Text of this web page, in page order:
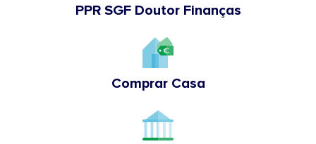
PPR SGF Doutor Finanças
Comprar Casa